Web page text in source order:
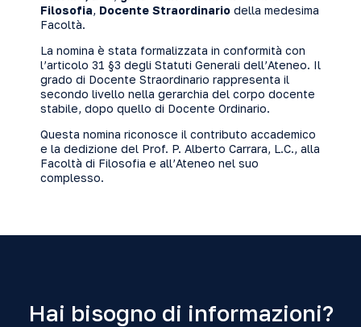
Filosofia, Docente Straordinario della medesima
Facoltà.
La nomina è stata formalizzata in conformità con
l’articolo 31 §3 degli Statuti Generali dell’Ateneo. Il
grado di Docente Straordinario rappresenta il
secondo livello nella gerarchia del corpo docente
stabile, dopo quello di Docente Ordinario.
Questa nomina riconosce il contributo accademico
e la dedizione del Prof. P. Alberto Carrara, L.C., alla
Facoltà di Filosofia e all’Ateneo nel suo
complesso.
Hai bisogno di informazioni?